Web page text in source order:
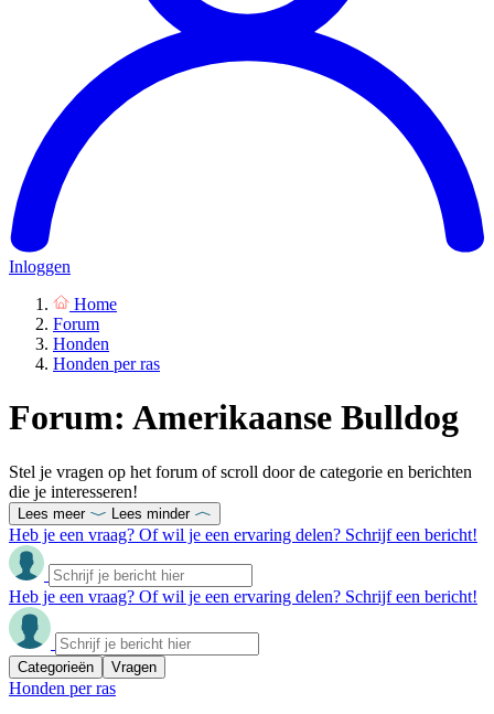
Inloggen
Home
Forum
Honden
Honden per ras
Forum: Amerikaanse Bulldog
Stel je vragen op het forum of scroll door de categorie en berichten
die je interesseren!
Lees meer Lees minder
Heb je een vraag? Of wil je een ervaring delen? Schrijf een bericht!
Heb je een vraag? Of wil je een ervaring delen? Schrijf een bericht!
Categorieën Vragen
Honden per ras